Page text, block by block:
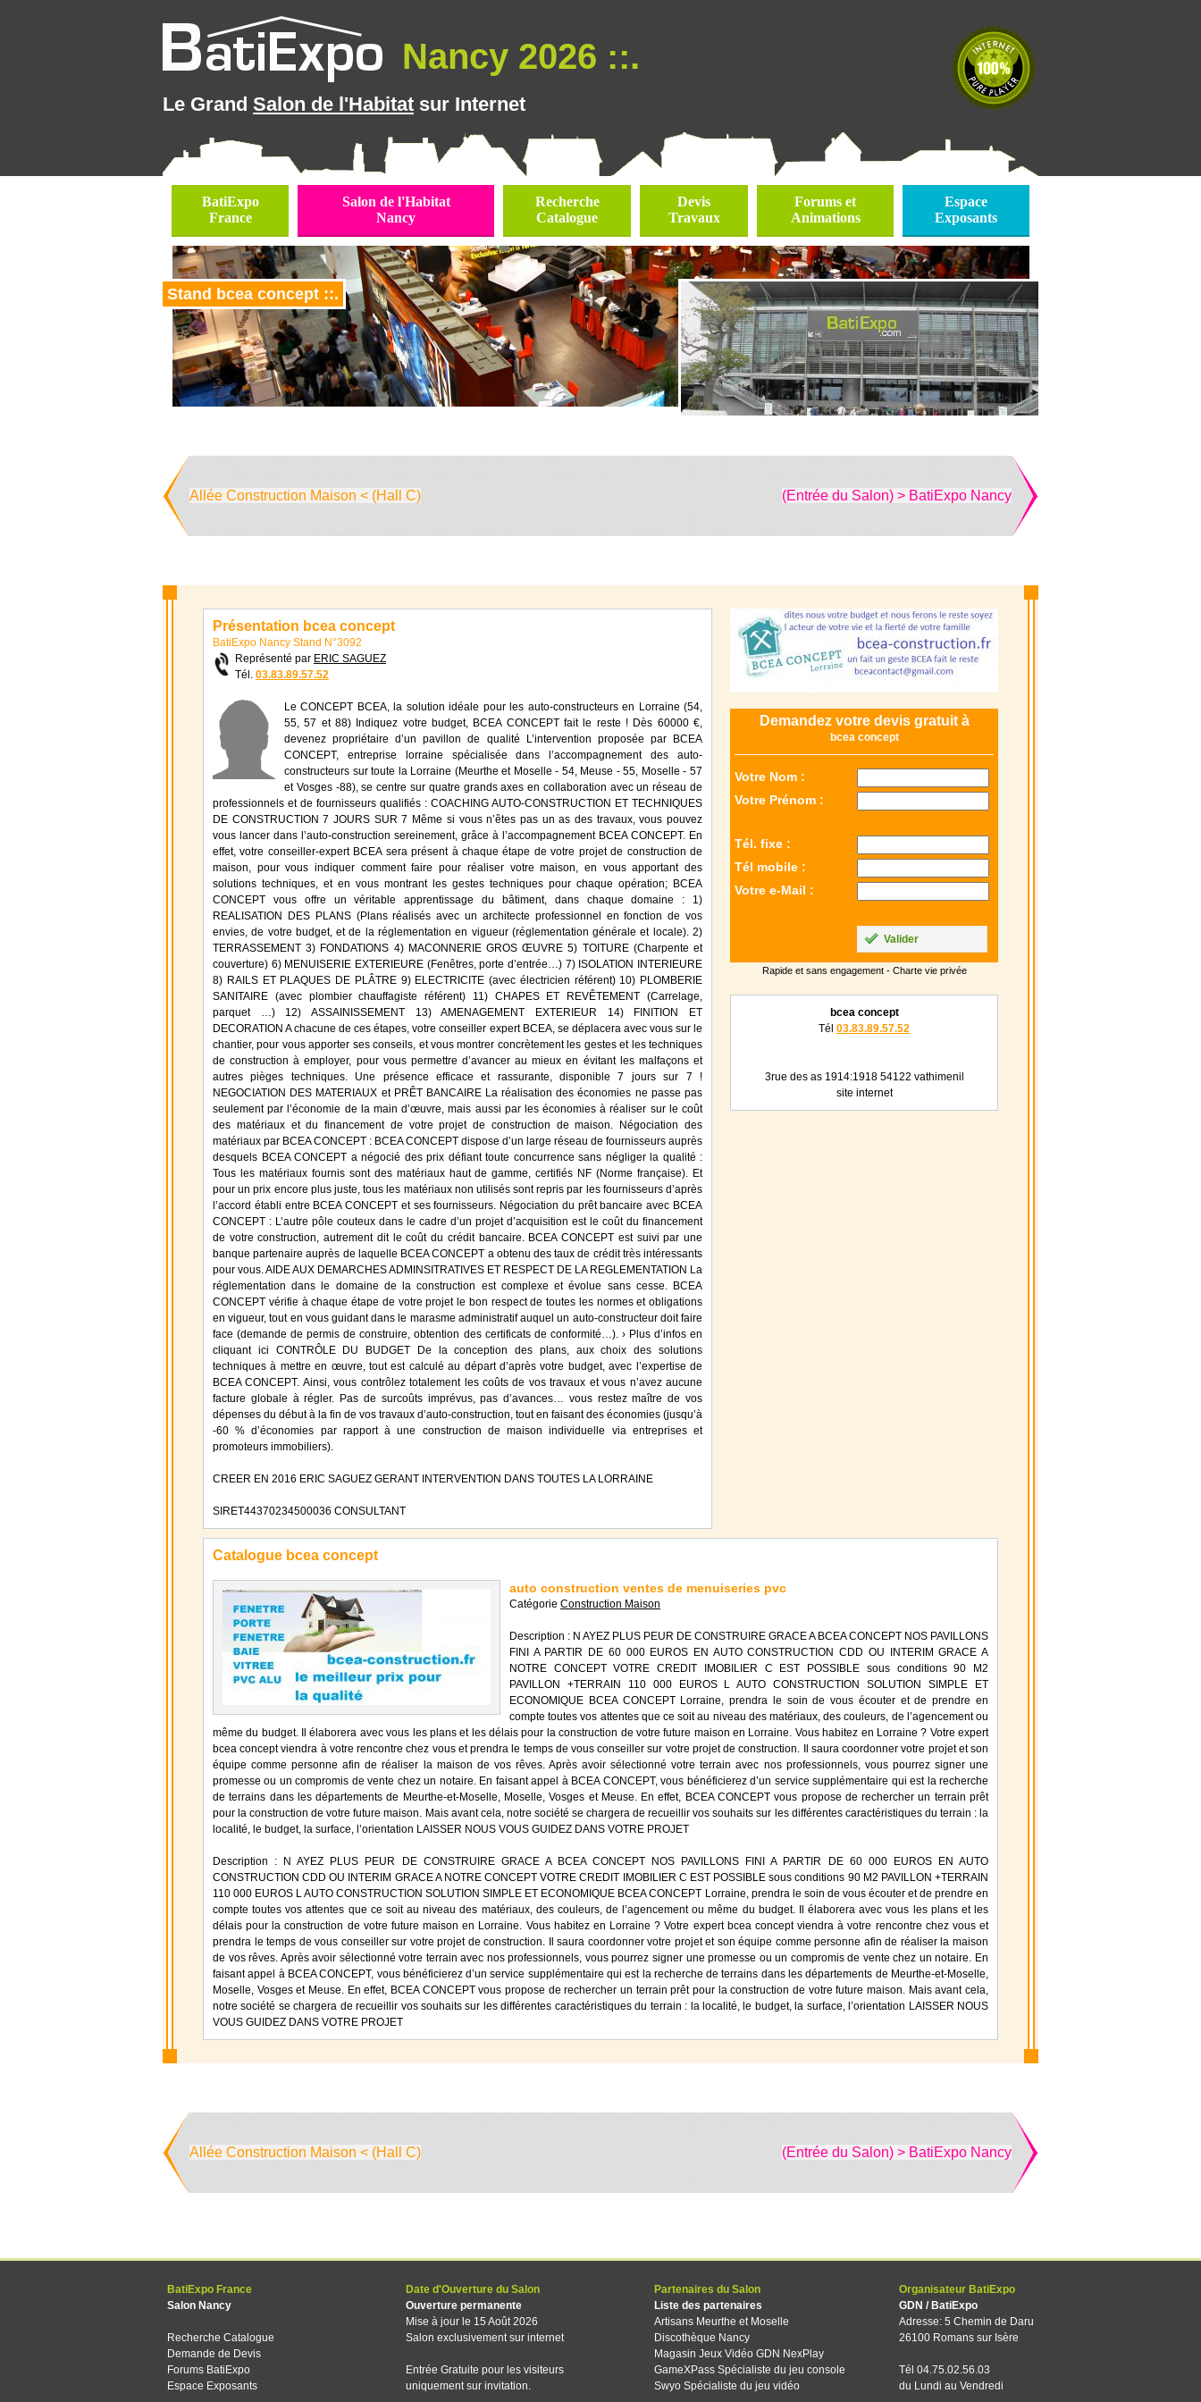
Nancy 2026 ::.
Le Grand Salon de l'Habitat sur Internet
BatiExpo
France
Salon de l'Habitat
Nancy
Recherche
Catalogue
Devis
Travaux
Forums et
Animations
Espace
Exposants
Stand bcea concept ::.
Allée Construction Maison < (Hall C) (Entrée du Salon) > BatiExpo Nancy
Présentation bcea concept
BatiExpo Nancy Stand N°3092
Représenté par ERIC SAGUEZ
Tél. 03.83.89.57.52
Le CONCEPT BCEA, la solution idéale pour les auto-constructeurs en Lorraine (54,
55, 57 et 88) Indiquez votre budget, BCEA CONCEPT fait le reste ! Dès 60000 €,
devenez propriétaire d’un pavillon de qualité L’intervention proposée par BCEA
CONCEPT, entreprise lorraine spécialisée dans l’accompagnement des auto-
constructeurs sur toute la Lorraine (Meurthe et Moselle - 54, Meuse - 55, Moselle - 57
et Vosges -88), se centre sur quatre grands axes en collaboration avec un réseau de
professionnels et de fournisseurs qualifiés : COACHING AUTO-CONSTRUCTION ET TECHNIQUES
DE CONSTRUCTION 7 JOURS SUR 7 Même si vous n’êtes pas un as des travaux, vous pouvez
vous lancer dans l’auto-construction sereinement, grâce à l’accompagnement BCEA CONCEPT. En
effet, votre conseiller-expert BCEA sera présent à chaque étape de votre projet de construction de
maison, pour vous indiquer comment faire pour réaliser votre maison, en vous apportant des
solutions techniques, et en vous montrant les gestes techniques pour chaque opération; BCEA
CONCEPT vous offre un véritable apprentissage du bâtiment, dans chaque domaine : 1)
REALISATION DES PLANS (Plans réalisés avec un architecte professionnel en fonction de vos
envies, de votre budget, et de la réglementation en vigueur (réglementation générale et locale). 2)
TERRASSEMENT 3) FONDATIONS 4) MACONNERIE GROS ŒUVRE 5) TOITURE (Charpente et
couverture) 6) MENUISERIE EXTERIEURE (Fenêtres, porte d’entrée…) 7) ISOLATION INTERIEURE
8) RAILS ET PLAQUES DE PLÂTRE 9) ELECTRICITE (avec électricien référent) 10) PLOMBERIE
SANITAIRE (avec plombier chauffagiste référent) 11) CHAPES ET REVÊTEMENT (Carrelage,
parquet …) 12) ASSAINISSEMENT 13) AMENAGEMENT EXTERIEUR 14) FINITION ET
DECORATION A chacune de ces étapes, votre conseiller expert BCEA, se déplacera avec vous sur le
chantier, pour vous apporter ses conseils, et vous montrer concrètement les gestes et les techniques
de construction à employer, pour vous permettre d’avancer au mieux en évitant les malfaçons et
autres pièges techniques. Une présence efficace et rassurante, disponible 7 jours sur 7 !
NEGOCIATION DES MATERIAUX et PRÊT BANCAIRE La réalisation des économies ne passe pas
seulement par l’économie de la main d’œuvre, mais aussi par les économies à réaliser sur le coût
des matériaux et du financement de votre projet de construction de maison. Négociation des
matériaux par BCEA CONCEPT : BCEA CONCEPT dispose d’un large réseau de fournisseurs auprès
desquels BCEA CONCEPT a négocié des prix défiant toute concurrence sans négliger la qualité :
Tous les matériaux fournis sont des matériaux haut de gamme, certifiés NF (Norme française). Et
pour un prix encore plus juste, tous les matériaux non utilisés sont repris par les fournisseurs d’après
l’accord établi entre BCEA CONCEPT et ses fournisseurs. Négociation du prêt bancaire avec BCEA
CONCEPT : L’autre pôle couteux dans le cadre d’un projet d’acquisition est le coût du financement
de votre construction, autrement dit le coût du crédit bancaire. BCEA CONCEPT est suivi par une
banque partenaire auprès de laquelle BCEA CONCEPT a obtenu des taux de crédit très intéressants
pour vous. AIDE AUX DEMARCHES ADMINSITRATIVES ET RESPECT DE LA REGLEMENTATION La
réglementation dans le domaine de la construction est complexe et évolue sans cesse. BCEA
CONCEPT vérifie à chaque étape de votre projet le bon respect de toutes les normes et obligations
en vigueur, tout en vous guidant dans le marasme administratif auquel un auto-constructeur doit faire
face (demande de permis de construire, obtention des certificats de conformité…). › Plus d’infos en
cliquant ici CONTRÔLE DU BUDGET De la conception des plans, aux choix des solutions
techniques à mettre en œuvre, tout est calculé au départ d’après votre budget, avec l’expertise de
BCEA CONCEPT. Ainsi, vous contrôlez totalement les coûts de vos travaux et vous n’avez aucune
facture globale à régler. Pas de surcoûts imprévus, pas d’avances… vous restez maître de vos
dépenses du début à la fin de vos travaux d’auto-construction, tout en faisant des économies (jusqu’à
-60 % d’économies par rapport à une construction de maison individuelle via entreprises et
promoteurs immobiliers).
CREER EN 2016 ERIC SAGUEZ GERANT INTERVENTION DANS TOUTES LA LORRAINE
SIRET44370234500036 CONSULTANT
Demandez votre devis gratuit à
bcea concept
Votre Nom :
Votre Prénom :
Tél. fixe :
Tél mobile :
Votre e-Mail :
Valider
Rapide et sans engagement - Charte vie privée
bcea concept
Tél 03.83.89.57.52
3rue des as 1914:1918 54122 vathimenil
site internet
Catalogue bcea concept
auto construction ventes de menuiseries pvc
Catégorie Construction Maison
Description : N AYEZ PLUS PEUR DE CONSTRUIRE GRACE A BCEA CONCEPT NOS PAVILLONS
FINI A PARTIR DE 60 000 EUROS EN AUTO CONSTRUCTION CDD OU INTERIM GRACE A
NOTRE CONCEPT VOTRE CREDIT IMOBILIER C EST POSSIBLE sous conditions 90 M2
PAVILLON +TERRAIN 110 000 EUROS L AUTO CONSTRUCTION SOLUTION SIMPLE ET
ECONOMIQUE BCEA CONCEPT Lorraine, prendra le soin de vous écouter et de prendre en
compte toutes vos attentes que ce soit au niveau des matériaux, des couleurs, de l’agencement ou
même du budget. Il élaborera avec vous les plans et les délais pour la construction de votre future maison en Lorraine. Vous habitez en Lorraine ? Votre expert
bcea concept viendra à votre rencontre chez vous et prendra le temps de vous conseiller sur votre projet de construction. Il saura coordonner votre projet et son
équipe comme personne afin de réaliser la maison de vos rêves. Après avoir sélectionné votre terrain avec nos professionnels, vous pourrez signer une
promesse ou un compromis de vente chez un notaire. En faisant appel à BCEA CONCEPT, vous bénéficierez d’un service supplémentaire qui est la recherche
de terrains dans les départements de Meurthe-et-Moselle, Moselle, Vosges et Meuse. En effet, BCEA CONCEPT vous propose de rechercher un terrain prêt
pour la construction de votre future maison. Mais avant cela, notre société se chargera de recueillir vos souhaits sur les différentes caractéristiques du terrain : la
localité, le budget, la surface, l’orientation LAISSER NOUS VOUS GUIDEZ DANS VOTRE PROJET
Description : N AYEZ PLUS PEUR DE CONSTRUIRE GRACE A BCEA CONCEPT NOS PAVILLONS FINI A PARTIR DE 60 000 EUROS EN AUTO
CONSTRUCTION CDD OU INTERIM GRACE A NOTRE CONCEPT VOTRE CREDIT IMOBILIER C EST POSSIBLE sous conditions 90 M2 PAVILLON +TERRAIN
110 000 EUROS L AUTO CONSTRUCTION SOLUTION SIMPLE ET ECONOMIQUE BCEA CONCEPT Lorraine, prendra le soin de vous écouter et de prendre en
compte toutes vos attentes que ce soit au niveau des matériaux, des couleurs, de l’agencement ou même du budget. Il élaborera avec vous les plans et les
délais pour la construction de votre future maison en Lorraine. Vous habitez en Lorraine ? Votre expert bcea concept viendra à votre rencontre chez vous et
prendra le temps de vous conseiller sur votre projet de construction. Il saura coordonner votre projet et son équipe comme personne afin de réaliser la maison
de vos rêves. Après avoir sélectionné votre terrain avec nos professionnels, vous pourrez signer une promesse ou un compromis de vente chez un notaire. En
faisant appel à BCEA CONCEPT, vous bénéficierez d’un service supplémentaire qui est la recherche de terrains dans les départements de Meurthe-et-Moselle,
Moselle, Vosges et Meuse. En effet, BCEA CONCEPT vous propose de rechercher un terrain prêt pour la construction de votre future maison. Mais avant cela,
notre société se chargera de recueillir vos souhaits sur les différentes caractéristiques du terrain : la localité, le budget, la surface, l’orientation LAISSER NOUS
VOUS GUIDEZ DANS VOTRE PROJET
Allée Construction Maison < (Hall C) (Entrée du Salon) > BatiExpo Nancy
BatiExpo France
Salon Nancy
Recherche Catalogue
Demande de Devis
Forums BatiExpo
Espace Exposants
Date d'Ouverture du Salon
Ouverture permanente
Mise à jour le 15 Août 2026
Salon exclusivement sur internet
Entrée Gratuite pour les visiteurs
uniquement sur invitation.
Partenaires du Salon
Liste des partenaires
Artisans Meurthe et Moselle
Discothèque Nancy
Magasin Jeux Vidéo GDN NexPlay
GameXPass Spécialiste du jeu console
Swyo Spécialiste du jeu vidéo
Organisateur BatiExpo
GDN / BatiExpo
Adresse: 5 Chemin de Daru
26100 Romans sur Isère
Tél 04.75.02.56.03
du Lundi au Vendredi